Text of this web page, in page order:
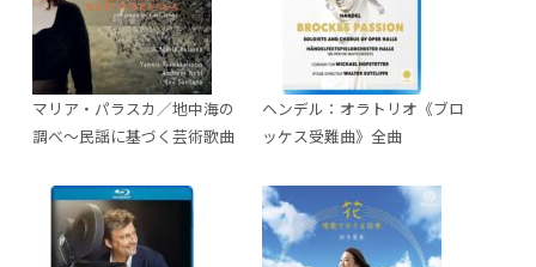
マリア・パラスカ／地中海の
調べ～民謡に基づく芸術歌曲
ヘンデル：オラトリオ《ブロ
ッケス受難曲》全曲